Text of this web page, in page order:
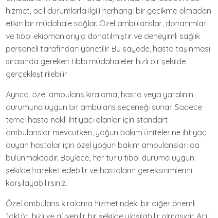
hizmet, acil durumlarla ilgili herhangi bir gecikme olmadan
etkin bir müdahale sağlar. Özel ambulanslar, donanımları
ve tıbbi ekipmanlarıyla donatılmıştır ve deneyimli sağlık
personeli tarafından yönetilir. Bu sayede, hasta taşınması
sırasında gereken tıbbi müdahaleler hızlı bir şekilde
gerçekleştirilebilir.
Ayrıca, özel ambulans kiralama, hasta veya yaralının
durumuna uygun bir ambulans seçeneği sunar. Sadece
temel hasta nakli ihtiyacı olanlar için standart
ambulanslar mevcutken, yoğun bakım ünitelerine ihtiyaç
duyan hastalar için özel yoğun bakım ambulansları da
bulunmaktadır. Böylece, her türlü tıbbi duruma uygun
şekilde hareket edebilir ve hastaların gereksinimlerini
karşılayabilirsiniz.
Özel ambulans kiralama hizmetindeki bir diğer önemli
faktör, hızlı ve güvenilir bir şekilde ulaşılabilir olmasıdır. Acil